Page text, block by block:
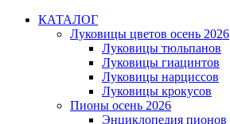
КАТАЛОГ
Луковицы цветов осень 2026
Луковицы тюльпанов
Луковицы гиацинтов
Луковицы нарциссов
Луковицы крокусов
Пионы осень 2026
Энциклопедия пионов